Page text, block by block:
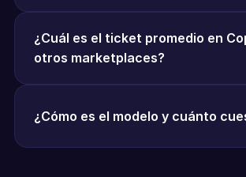
¿Cuál es el ticket promedio en
otros marketplaces?
¿Cómo es el modelo y cuánto